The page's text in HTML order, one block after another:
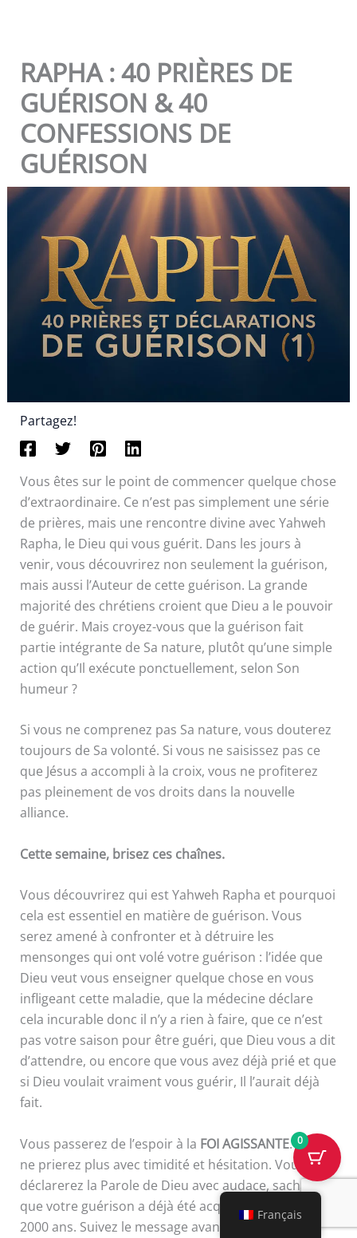
RAPHA : 40 PRIÈRES DE
GUÉRISON & 40
CONFESSIONS DE
GUÉRISON
Partagez!
Vous êtes sur le point de commencer quelque chose
d’extraordinaire. Ce n’est pas simplement une série
de prières, mais une rencontre divine avec Yahweh
Rapha, le Dieu qui vous guérit. Dans les jours à
venir, vous découvrirez non seulement la guérison,
mais aussi l’Auteur de cette guérison. La grande
majorité des chrétiens croient que Dieu a le pouvoir
de guérir. Mais croyez-vous que la guérison fait
partie intégrante de Sa nature, plutôt qu’une simple
action qu’Il exécute ponctuellement, selon Son
humeur ?
Si vous ne comprenez pas Sa nature, vous douterez
toujours de Sa volonté. Si vous ne saisissez pas ce
que Jésus a accompli à la croix, vous ne profiterez
pas pleinement de vos droits dans la nouvelle
alliance.
Cette semaine, brisez ces chaînes.
Vous découvrirez qui est Yahweh Rapha et pourquoi
cela est essentiel en matière de guérison. Vous
serez amené à confronter et à détruire les
mensonges qui ont volé votre guérison : l’idée que
Dieu veut vous enseigner quelque chose en vous
infligeant cette maladie, que la médecine déclare
cela incurable donc il n’y a rien à faire, que ce n’est
pas votre saison pour être guéri, que Dieu vous a dit
d’attendre, ou encore que vous avez déjà prié et que
si Dieu voulait vraiment vous guérir, Il l’aurait déjà
fait.
Vous passerez de l’espoir à la FOI AGISSANTE. Vous
ne prierez plus avec timidité et hésitation. Vous
déclarerez la Parole de Dieu avec audace, sachant
que votre guérison a déjà été acquise à la croix il y a
2000 ans. Suivez le message avant de commencer
Français
0